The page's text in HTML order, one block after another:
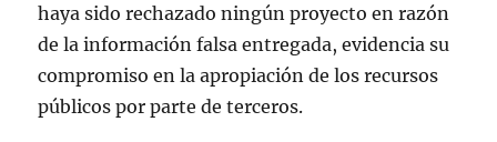
haya sido rechazado ningún proyecto en razón
de la información falsa entregada, evidencia su
compromiso en la apropiación de los recursos
públicos por parte de terceros.